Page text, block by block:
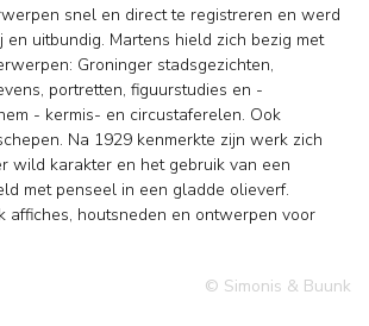
snel en direct te registreren en werd
en uitbundig. Martens hield zich bezig met
Groninger stadsgezichten,
portretten, figuurstudies en -
- kermis- en circustaferelen. Ook
Na 1929 kenmerkte zijn werk zich
wild karakter en het gebruik van een
met penseel in een gladde olieverf.
affiches, houtsneden en ontwerpen voor
© Simonis & Buunk